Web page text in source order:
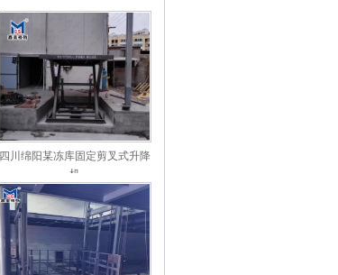
四川绵阳某冻库固定剪叉式升降
机